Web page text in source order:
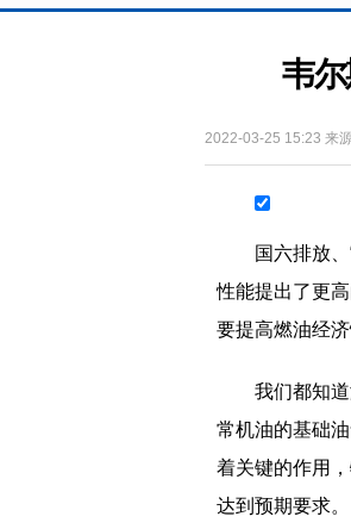
韦
2022-03-25 15:23 来
国六排放
性能提出了更
要提高燃油经
我们都知
常机油的基础
着关键的作用
达到预期要求。